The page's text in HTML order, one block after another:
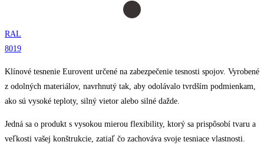
RAL
8019
Klínové tesnenie Eurovent určené na zabezpečenie tesnosti spojov. Vyrobené
z odolných materiálov, navrhnutý tak, aby odolávalo tvrdším podmienkam,
ako sú vysoké teploty, silný vietor alebo silné dažde.
Jedná sa o produkt s vysokou mierou flexibility, ktorý sa prispôsobí tvaru a
veľkosti vašej konštrukcie, zatiaľ čo zachováva svoje tesniace vlastnosti.